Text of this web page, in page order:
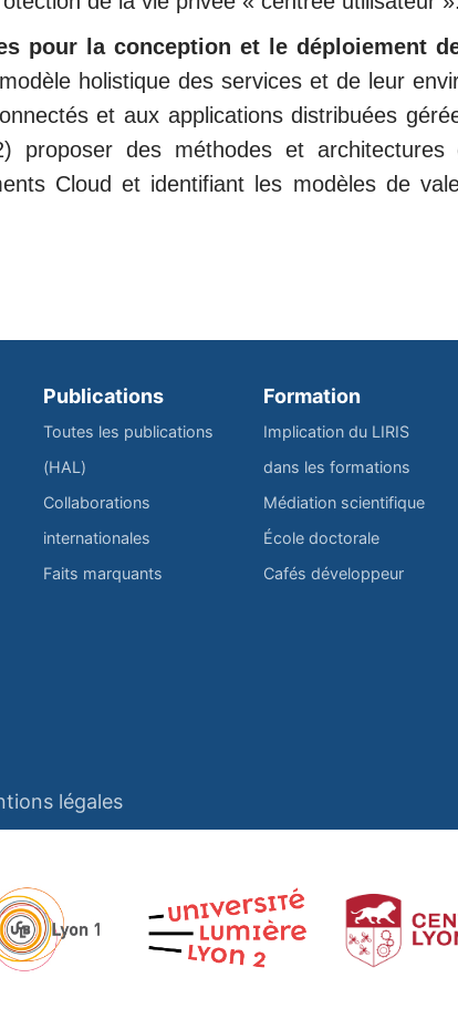
pour la conception et le déploiement
holistique des services et de leur
et aux applications distribuées
proposer des méthodes et architectures
Cloud et identifiant les modèles de
Publications
Toutes les publications
(HAL)
Collaborations
internationales
Faits marquants
Formation
Implication du LIRIS
dans les formations
Médiation scientifique
École doctorale
Cafés développeur
légales